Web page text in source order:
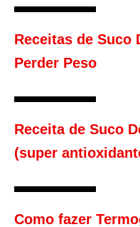
Receitas de Suco
Perder Peso
Receita de Suco
(super
Como fazer